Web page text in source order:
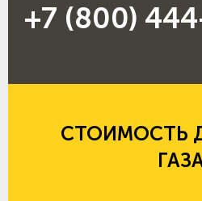
+7 (800)
СТОИМОСТЬ